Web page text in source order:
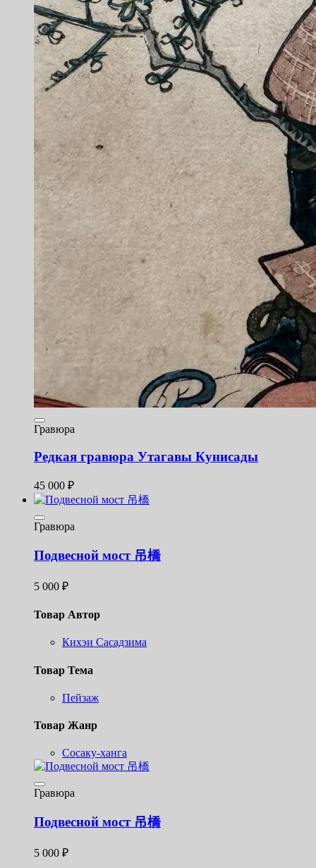
Гравюра
Редкая гравюра Утагавы Кунисады
45 000 ₽
Гравюра
Подвесной мост 吊橋
5 000 ₽
Товар Автор
Кихэи Сасадзима
Товар Тема
Пейзаж
Товар Жанр
Сосаку-ханга
Гравюра
Подвесной мост 吊橋
5 000 ₽